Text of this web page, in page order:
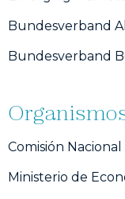
Bundesverband
Bundesverband
Comisión Nacional
Ministerio de